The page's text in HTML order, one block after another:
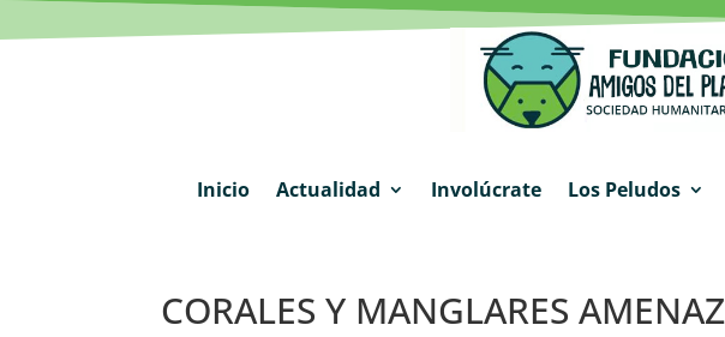
Inicio Actualidad Involúcrate Los Peludos
CORALES Y MANGLARES